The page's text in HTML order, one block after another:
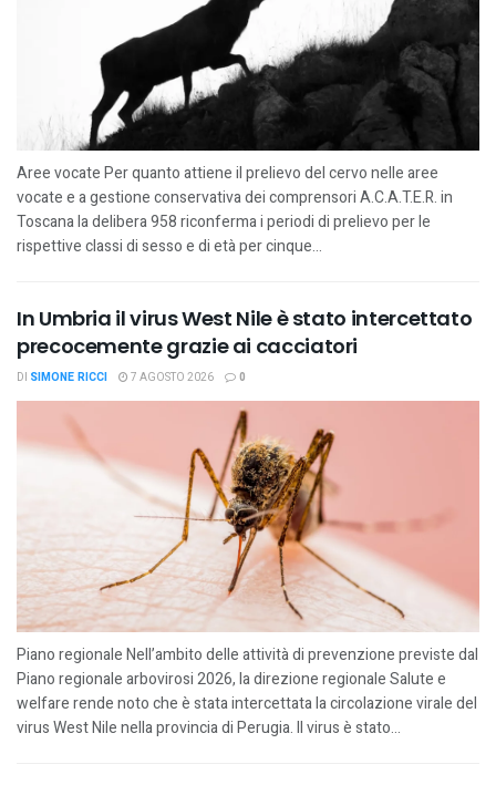
Aree vocate Per quanto attiene il prelievo del cervo nelle aree
vocate e a gestione conservativa dei comprensori A.C.A.T.E.R. in
Toscana la delibera 958 riconferma i periodi di prelievo per le
rispettive classi di sesso e di età per cinque...
In Umbria il virus West Nile è stato intercettato
precocemente grazie ai cacciatori
DI SIMONE RICCI 7 AGOSTO 2026 0
Piano regionale Nell’ambito delle attività di prevenzione previste dal
Piano regionale arbovirosi 2026, la direzione regionale Salute e
welfare rende noto che è stata intercettata la circolazione virale del
virus West Nile nella provincia di Perugia. Il virus è stato...